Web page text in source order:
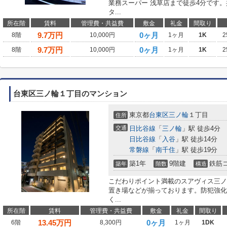
業務スーパー 浅草店まで徒歩4分です
タ...
所在階 賃料 管理費・共益費 敷金 礼金
間取り
8階
9.7万円 10,000円 0ヶ月 1ヶ月 1K
8階 9.7万円 10,000円 0ヶ月 1ヶ月 1K
台東区三ノ輪１丁目のマンション
住所 東京都台東区三ノ輪 １丁目
交通 日比谷線 「 三ノ輪 」駅 徒歩4分
日比谷線 「 入谷 」駅 徒歩14分
常磐線 「 南千住 」駅 徒歩19分
築年 築1年 階数 9階建 構造 鉄筋
こだわりポイント満載のスアヴィス三
置き場などが揃っております。防犯強
く...
所在階 賃料 管理費・共益費 敷金 礼金
間取り
6階
13.45万円 8,300円 0ヶ月 1ヶ月 1DK